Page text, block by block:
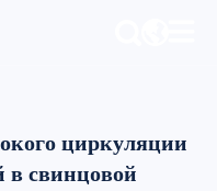
циркуляции
в свинцовой